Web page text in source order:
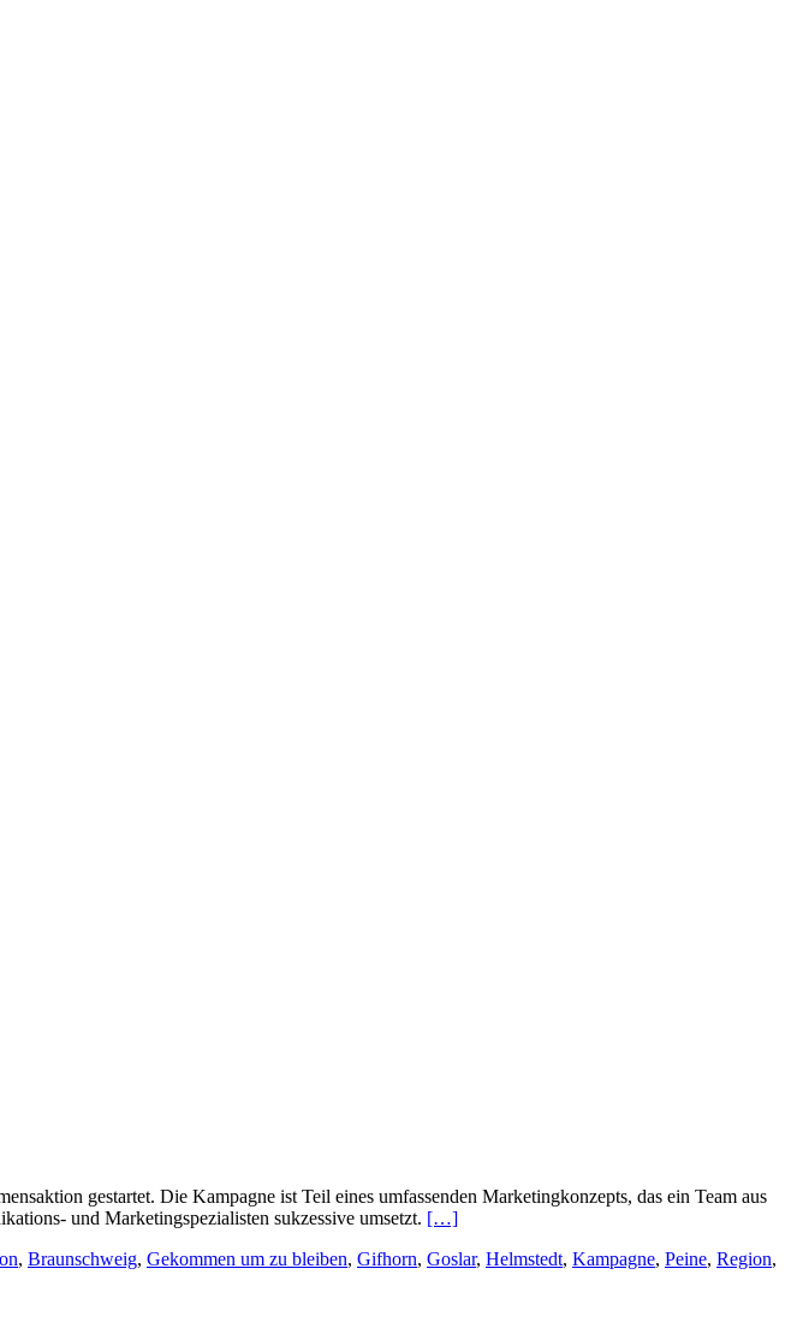
gestartet. Die Kampagne ist Teil eines umfassenden Marketingkonzepts, das ein Team aus
und Marketingspezialisten sukzessive umsetzt. […]
, Braunschweig, Gekommen um zu bleiben, Gifhorn, Goslar, Helmstedt, Kampagne, Peine, Region,